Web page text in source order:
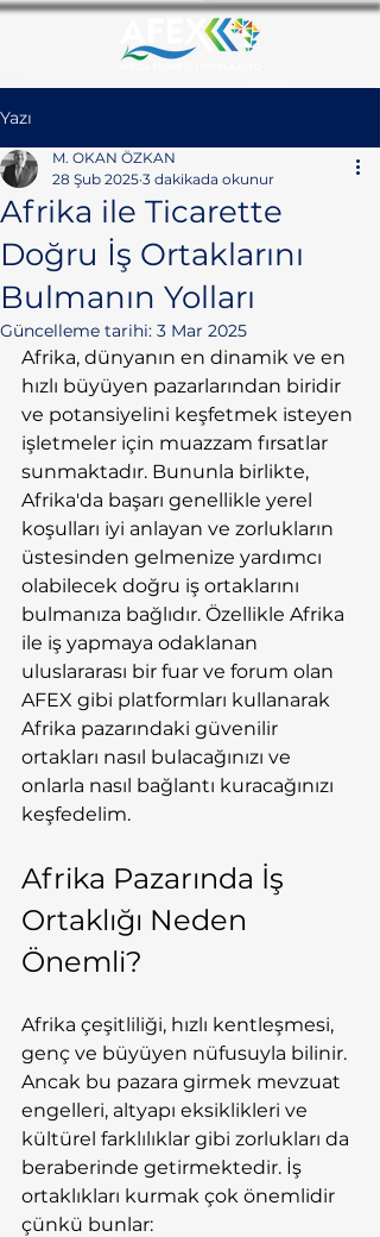
Yazı
Afrika ile Ticarette
Doğru İş Ortaklarını
Bulmanın Yolları
M. OKAN ÖZKAN
28 Şub 2025 3 dakikada okunur
Güncelleme tarihi: 3 Mar 2025
Afrika, dünyanın en dinamik ve en
hızlı büyüyen pazarlarından biridir
ve potansiyelini keşfetmek isteyen
işletmeler için muazzam fırsatlar
sunmaktadır. Bununla birlikte,
Afrika'da başarı genellikle yerel
koşulları iyi anlayan ve zorlukların
üstesinden gelmenize yardımcı
olabilecek doğru iş ortaklarını
bulmanıza bağlıdır. Özellikle Afrika
ile iş yapmaya odaklanan
uluslararası bir fuar ve forum olan
AFEX gibi platformları kullanarak
Afrika pazarındaki güvenilir
ortakları nasıl bulacağınızı ve
onlarla nasıl bağlantı kuracağınızı
keşfedelim.
Afrika Pazarında İş
Ortaklığı Neden
Önemli?
Afrika çeşitliliği, hızlı kentleşmesi,
genç ve büyüyen nüfusuyla bilinir.
Ancak bu pazara girmek mevzuat
engelleri, altyapı eksiklikleri ve
kültürel farklılıklar gibi zorlukları da
beraberinde getirmektedir. İş
ortaklıkları kurmak çok önemlidir
çünkü bunlar: